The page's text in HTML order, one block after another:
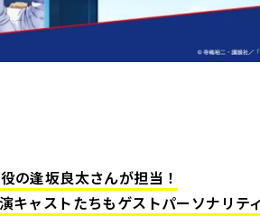
の逢坂良太さんが担当！
キャストたちもゲストパーソナリテ